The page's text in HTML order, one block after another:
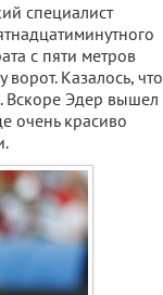
специалист
с пяти метров
Казалось, что
Вскоре Эдер вышел
очень красиво